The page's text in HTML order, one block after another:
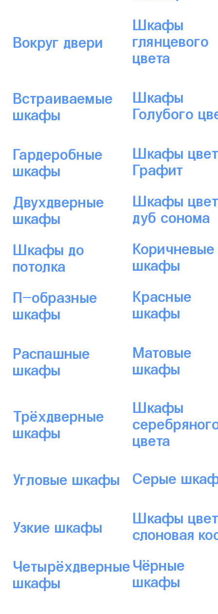
Вокруг двери
Шкафы
глянцевого
цвета
Встраиваемые
шкафы
Шкафы
Голубого
Гардеробные
шкафы
Шкафы
Графит
Двухдверные
шкафы
Шкафы
дуб сонома
Шкафы до
потолка
Коричневые
шкафы
П-образные
шкафы
Красные
шкафы
Распашные
шкафы
Матовые
шкафы
Трёхдверные
шкафы
Шкафы
цвета
Угловые шкафы Серые
Узкие шкафы
Шкафы
слоновая
Четырёхдверные
шкафы
Чёрные
шкафы